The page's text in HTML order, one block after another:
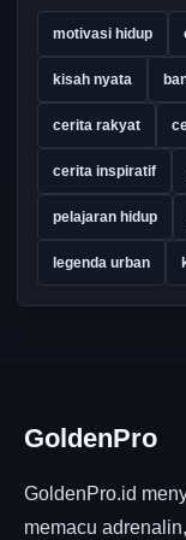
motivasi hidup
kisah nyata
cerita rakyat
cerita inspiratif
pelajaran hidup
legenda urban
GoldenPro
GoldenPro.id
memacu